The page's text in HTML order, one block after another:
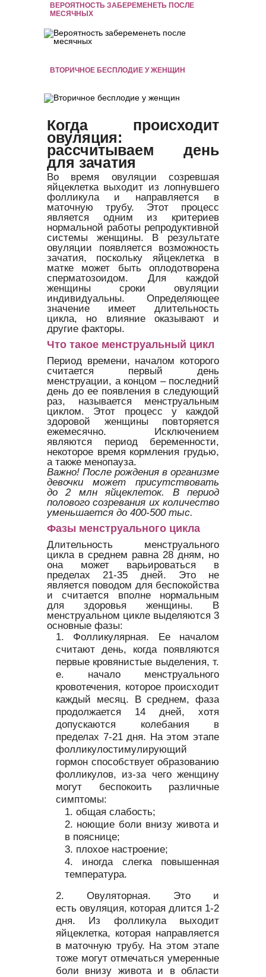
ВЕРОЯТНОСТЬ ЗАБЕРЕМЕНЕТЬ ПОСЛЕ
МЕСЯЧНЫХ
ВТОРИЧНОЕ БЕСПЛОДИЕ У ЖЕНЩИН
Когда происходит
овуляция:
рассчитываем день
для зачатия
Во время овуляции созревшая
яйцеклетка выходит из лопнувшего
фолликула и направляется в
маточную трубу. Этот процесс
является одним из критериев
нормальной работы репродуктивной
системы женщины. В результате
овуляции появляется возможность
зачатия, поскольку яйцеклетка в
матке может быть оплодотворена
сперматозоидом. Для каждой
женщины сроки овуляции
индивидуальны. Определяющее
значение имеет длительность
цикла, но влияние оказывают и
другие факторы.
Что такое менструальный цикл
Период времени, началом которого
считается первый день
менструации, а концом – последний
день до ее появления в следующий
раз, называется менструальным
циклом. Этот процесс у каждой
здоровой женщины повторяется
ежемесячно. Исключением
являются период беременности,
некоторое время кормления грудью,
а также менопауза.
Важно! После рождения в организме
девочки может присутствовать
до 2 млн яйцеклеток. В период
полового созревания их количество
уменьшается до 400-500 тыс.
Фазы менструального цикла
Длительность менструального
цикла в среднем равна 28 дням, но
она может варьироваться в
пределах 21-35 дней. Это не
является поводом для беспокойства
и считается вполне нормальным
для здоровья женщины. В
менструальном цикле выделяются 3
основные фазы:
Фолликулярная. Ее началом
считают день, когда появляются
первые кровянистые выделения, т.
е. начало менструального
кровотечения, которое происходит
каждый месяц. В среднем, фаза
продолжается 14 дней, хотя
допускаются колебания в
пределах 7-21 дня. На этом этапе
фолликулостимулирующий
гормон способствует образованию
фолликулов, из-за чего женщину
могут беспокоить различные
симптомы:
общая слабость;
ноющие боли внизу живота и
в пояснице;
плохое настроение;
иногда слегка повышенная
температура.
Овуляторная. Это и
есть овуляция, которая длится 1-2
дня. Из фолликула выходит
яйцеклетка, которая направляется
в маточную трубу. На этом этапе
тоже могут отмечаться умеренные
боли внизу живота и в области